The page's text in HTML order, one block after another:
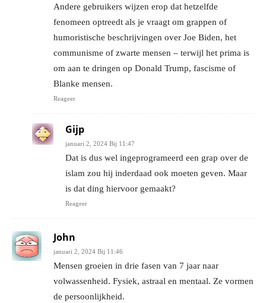
Andere gebruikers wijzen erop dat hetzelfde
fenomeen optreedt als je vraagt om grappen of
humoristische beschrijvingen over Joe Biden, het
communisme of zwarte mensen – terwijl het prima is
om aan te dringen op Donald Trump, fascisme of
Blanke mensen.
Reageer
Gijp
januari 2, 2024 Bij 11:47
Dat is dus wel ingeprogrameerd een grap over de
islam zou hij inderdaad ook moeten geven. Maar
is dat ding hiervoor gemaakt?
Reageer
John
januari 2, 2024 Bij 11:46
Mensen groeien in drie fasen van 7 jaar naar
volwassenheid. Fysiek, astraal en mentaal. Ze vormen
de persoonlijkheid.